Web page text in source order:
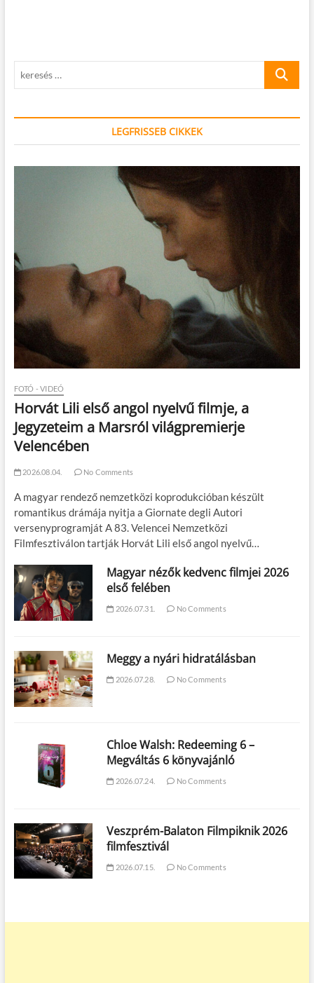
keresés
LEGFRISSEB CIKKEK
FOTÓ - VIDEÓ
Horvát Lili első angol nyelvű filmje, a
Jegyzeteim a Marsról világpremierje
Velencében
2026.08.04. No Comments
A magyar rendező nemzetközi koprodukcióban készült
romantikus drámája nyitja a Giornate degli Autori
versenyprogramját A 83. Velencei Nemzetközi
Filmfesztiválon tartják Horvát Lili első angol nyelvű…
Magyar nézők kedvenc filmjei 2026
első felében
2026.07.31. No Comments
Meggy a nyári hidratálásban
2026.07.28. No Comments
Chloe Walsh: Redeeming 6 –
Megváltás 6 könyvajánló
2026.07.24. No Comments
Veszprém-Balaton Filmpiknik 2026
filmfesztivál
2026.07.15. No Comments